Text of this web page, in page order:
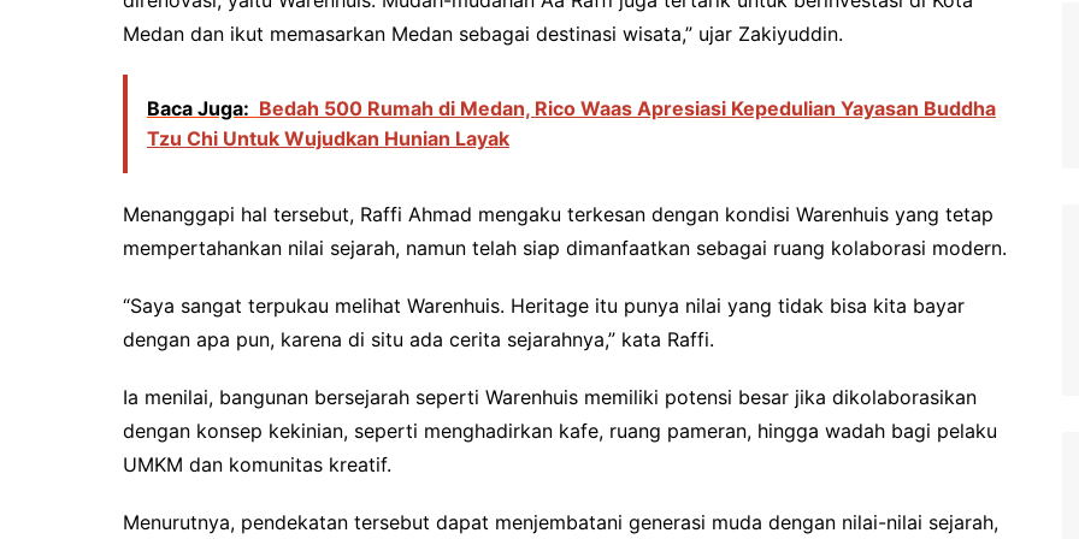
Medan dan ikut memasarkan Medan sebagai destinasi wisata,” ujar Zakiyuddin.
Baca Juga: Bedah 500 Rumah di Medan, Rico Waas Apresiasi Kepedulian Yayasan Buddha
Tzu Chi Untuk Wujudkan Hunian Layak
Menanggapi hal tersebut, Raffi Ahmad mengaku terkesan dengan kondisi Warenhuis yang tetap
mempertahankan nilai sejarah, namun telah siap dimanfaatkan sebagai ruang kolaborasi modern.
“Saya sangat terpukau melihat Warenhuis. Heritage itu punya nilai yang tidak bisa kita bayar
dengan apa pun, karena di situ ada cerita sejarahnya,” kata Raffi.
Ia menilai, bangunan bersejarah seperti Warenhuis memiliki potensi besar jika dikolaborasikan
dengan konsep kekinian, seperti menghadirkan kafe, ruang pameran, hingga wadah bagi pelaku
UMKM dan komunitas kreatif.
Menurutnya, pendekatan tersebut dapat menjembatani generasi muda dengan nilai-nilai sejarah,